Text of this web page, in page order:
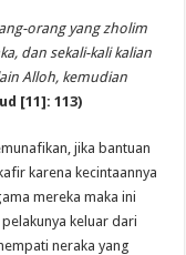
orang yang zholim
dan sekali-kali kalian
Alloh, kemudian
[11]: 113)
jika bantuan
karena kecintaannya
mereka maka ini
keluar dari
neraka yang